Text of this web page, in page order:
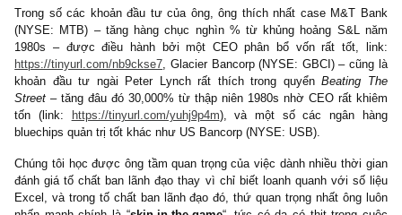
học suốt 30 năm qua chuyên sâu về ngành ngân hàng, làm
các CEO, đã trở thành một chuyên gia về ngành ngân hàng cẩn
đầu tư giá trị đích thực.
Trong số các khoản đầu tư của ông, ông thích nhất case M&T
(NYSE: MTB) – tăng hàng chục nghìn % từ khủng hoảng S&L
1980s – được điều hành bởi một CEO phân bổ vốn rất
khoản đầu tư ngài Peter Lynch rất thích trong quyển
Street– tăng đâu đó 30,000% từ thập niên 1980s nhờ CEO rất
tốn (link: https://tinyurl.com/yuhj9p4m ), và một số các ngân